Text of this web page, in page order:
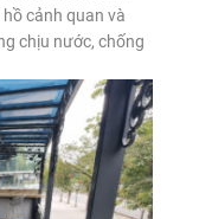
cảnh quan và
chịu nước, chống
trình thực tế